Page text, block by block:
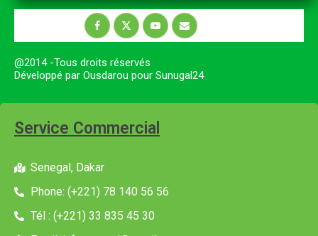
@2014 -Tous droits réservés
Développé par Ousdarou pour Sunugal24
Service Commercial
Senegal, Dakar
Phone: (+221) 78 140 56 56
Tél : (+221) 33 835 45 30